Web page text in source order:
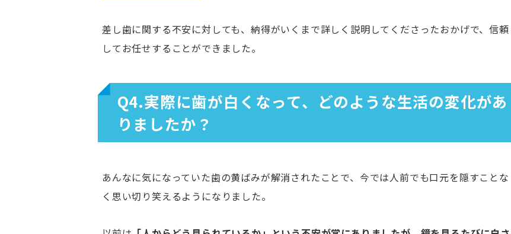
差し歯に関する不安に対しても、納得がいくまで詳しく説明してくださったおかげで、信頼
してお任せすることができました。
Q4.実際に歯が白くなって、どのような生活の変化があ
りましたか？
あんなに気になっていた歯の黄ばみが解消されたことで、今では人前でも口元を隠すことな
く思い切り笑えるようになりました。